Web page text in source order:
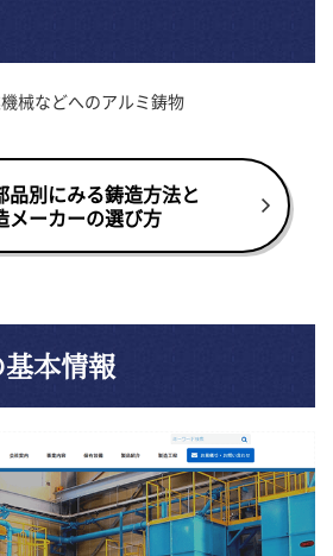
械などへのアルミ鋳物
品別にみる鋳造方法と
メーカーの選び方
本情報